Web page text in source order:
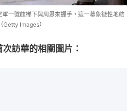
一號舷梯下與周恩來握手，這一幕象徵性地結
Getty Images）
訪華的相關圖片：